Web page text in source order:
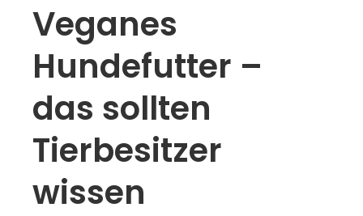
Veganes
Hundefutter –
das sollten
Tierbesitzer
wissen